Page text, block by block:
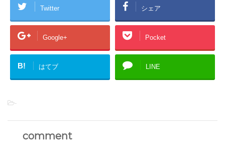
Twitter シェア
Google+ Pocket
B! はてブ LINE
-
comment